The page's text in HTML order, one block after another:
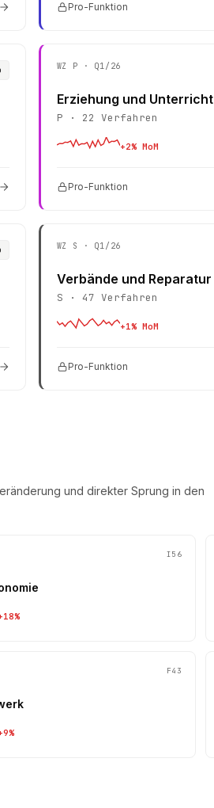
Pro-Funktion
WZ P · Q1/26
Erziehung und Unterricht
P · 22 Verfahren
+2% MoM
Pro-Funktion
WZ S · Q1/26
Verbände und Reparatur
S · 47 Verfahren
+1% MoM
Pro-Funktion
und direkter Sprung in den
I56
18%
F43
9%